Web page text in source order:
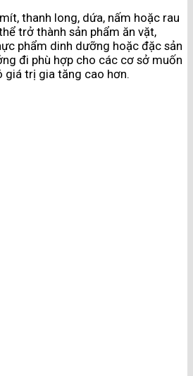
thanh long, dứa, nấm hoặc rau
trở thành sản phẩm ăn vặt,
phẩm dinh dưỡng hoặc đặc sản
đi phù hợp cho các cơ sở muốn
giá trị gia tăng cao hơn.